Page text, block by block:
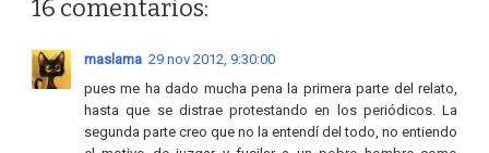
16 comentarios:
maslama 29 nov 2012, 9:30:00
pues me ha dado mucha pena la primera parte del relato,
hasta que se distrae protestando en los periódicos. La
segunda parte creo que no la entendí del todo, no entiendo